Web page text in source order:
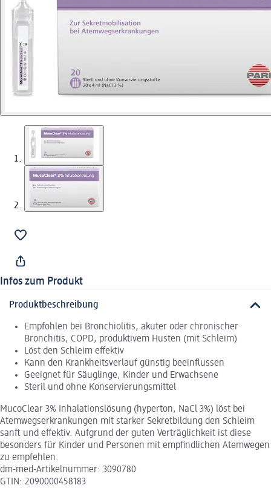
Infos zum Produkt
Produktbeschreibung
Empfohlen bei Bronchiolitis, akuter oder chronischer
Bronchitis, COPD, produktivem Husten (mit Schleim)
Löst den Schleim effektiv
Kann den Krankheitsverlauf günstig beeinflussen
Geeignet für Säuglinge, Kinder und Erwachsene
Steril und ohne Konservierungsmittel
MucoClear 3% Inhalationslösung (hyperton, NaCl 3%) löst bei
Atemwegserkrankungen mit starker Sekretbildung den Schleim
sanft und effektiv. Aufgrund der guten Verträglichkeit ist diese
besonders für Kinder und Personen mit empfindlichen Atemwegen
zu empfehlen.
dm-med-Artikelnummer: 3090780
GTIN: 2090000458183